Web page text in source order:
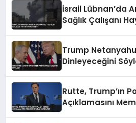
İsrail Lübnan’da
Sağlık Çalışanı
Trump
Dinleyeceğini
Rutte, Trump’ın
Açıklamasını